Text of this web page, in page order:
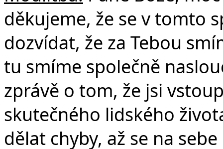
děkujeme, že se v tomto
dozvídat, že za Tebou
tu smíme společně
zprávě o tom, že jsi
skutečného lidského
dělat chyby, až se na